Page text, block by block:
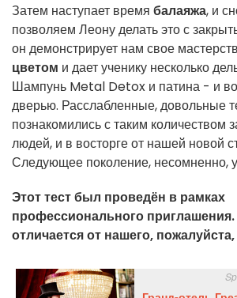
Затем наступает время балаяжа, и
позволяем Леону делать это с
он демонстрирует нам свое
цветом и дает ученику несколько
Шампунь Metal Detox и патина - и
дверью. Расслабленные, довольные
познакомились с таким количеством
людей, и в восторге от нашей новой
Следующее поколение, несомненно,
Этот тест был проведён в рамках
профессионального
отличается от нашего,